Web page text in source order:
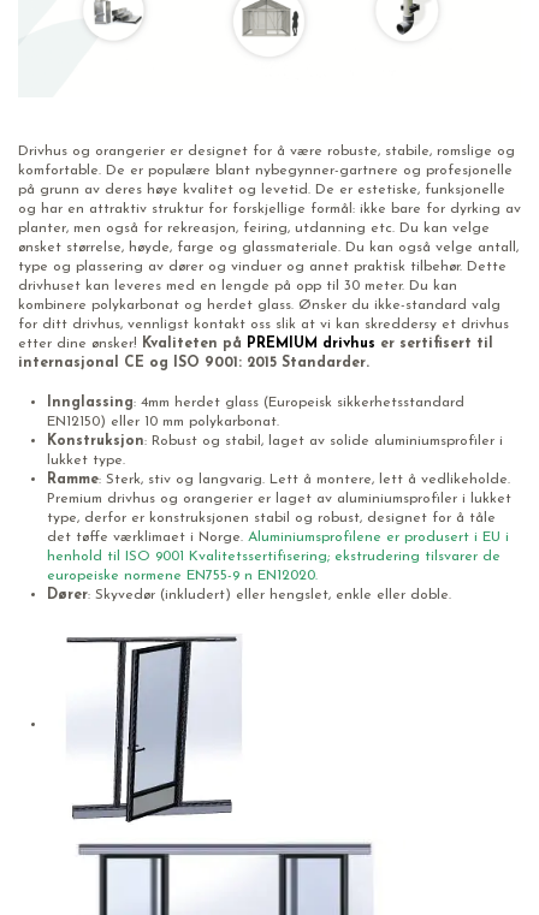
Drivhus og orangerier er designet for å være robuste, stabile, romslige og
komfortable. De er populære blant nybegynner-gartnere og profesjonelle
på grunn av deres høye kvalitet og levetid. De er estetiske, funksjonelle
og har en attraktiv struktur for forskjellige formål: ikke bare for dyrking av
planter, men også for rekreasjon, feiring, utdanning etc. Du kan velge
ønsket størrelse, høyde, farge og glassmateriale. Du kan også velge antall,
type og plassering av dører og vinduer og annet praktisk tilbehør. Dette
drivhuset kan leveres med en lengde på opp til 30 meter. Du kan
kombinere polykarbonat og herdet glass. Ønsker du ikke-standard valg
for ditt drivhus, vennligst kontakt oss slik at vi kan skreddersy et drivhus
etter dine ønsker! Kvaliteten på PREMIUM drivhus er sertifisert til
internasjonal CE og ISO 9001: 2015 Standarder.
Innglassing: 4mm herdet glass (Europeisk sikkerhetsstandard
EN12150) eller 10 mm polykarbonat.
Konstruksjon: Robust og stabil, laget av solide aluminiumsprofiler i
lukket type.
Ramme: Sterk, stiv og langvarig. Lett å montere, lett å vedlikeholde.
Premium drivhus og orangerier er laget av aluminiumsprofiler i lukket
type, derfor er konstruksjonen stabil og robust, designet for å tåle
det tøffe værklimaet i Norge. Aluminiumsprofilene er produsert i EU i
henhold til ISO 9001 Kvalitetssertifisering; ekstrudering tilsvarer de
europeiske normene EN755-9 n EN12020.
Dører: Skyvedør (inkludert) eller hengslet, enkle eller doble.